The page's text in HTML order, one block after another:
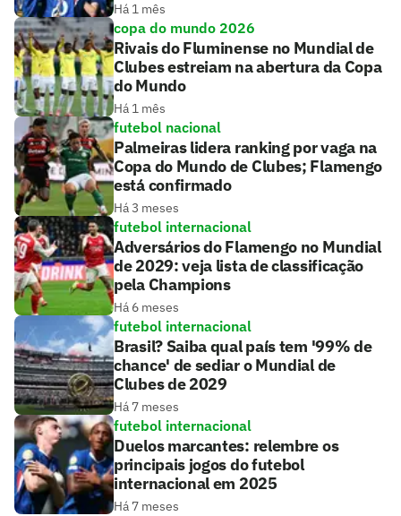
Há 1 mês
copa do mundo 2026
Rivais do Fluminense no Mundial de
Clubes estreiam na abertura da Copa
do Mundo
Há 1 mês
futebol nacional
Palmeiras lidera ranking por vaga na
Copa do Mundo de Clubes; Flamengo
está confirmado
Há 3 meses
futebol internacional
Adversários do Flamengo no Mundial
de 2029: veja lista de classificação
pela Champions
Há 6 meses
futebol internacional
Brasil? Saiba qual país tem '99% de
chance' de sediar o Mundial de
Clubes de 2029
Há 7 meses
futebol internacional
Duelos marcantes: relembre os
principais jogos do futebol
internacional em 2025
Há 7 meses